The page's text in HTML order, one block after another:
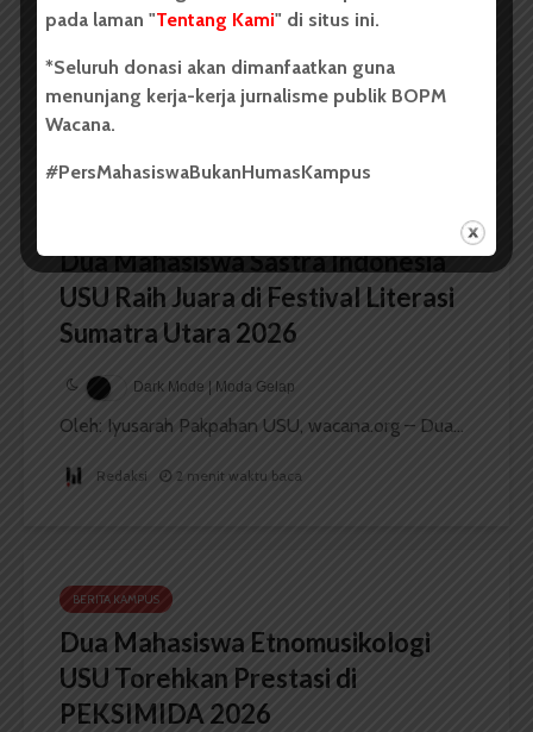
...
Redaksi 2 menit waktu baca
Dua Mahasiswa Sastra Indonesia
USU Raih Juara di Festival Literasi
Sumatra Utara 2026
Dark Mode | Moda Gelap
Oleh: Iyusarah Pakpahan USU, wacana.org – Dua...
Redaksi 2 menit waktu baca
BERITA KAMPUS
Dua Mahasiswa Etnomusikologi
USU Torehkan Prestasi di
PEKSIMIDA 2026
pada laman "Tentang Kami" di situs ini.
*Seluruh donasi akan dimanfaatkan guna
menunjang kerja-kerja jurnalisme publik BOPM
Wacana.
#PersMahasiswaBukanHumasKampus